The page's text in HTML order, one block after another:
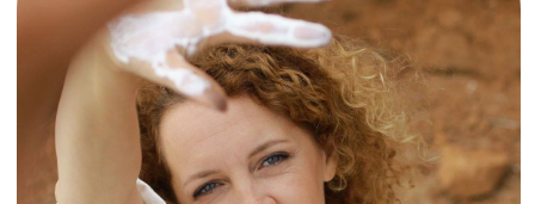
ПЕРЕЙТИ В ТГ КАНАЛ "ДУРА ОТ БОГА"